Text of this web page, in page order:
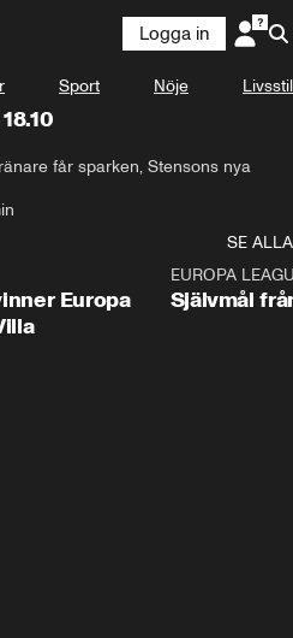
Logga in
Sport Nöje Livsstil
får sparken, Stensons nya
SE ALLA
Europa
EUROPA
Självmål